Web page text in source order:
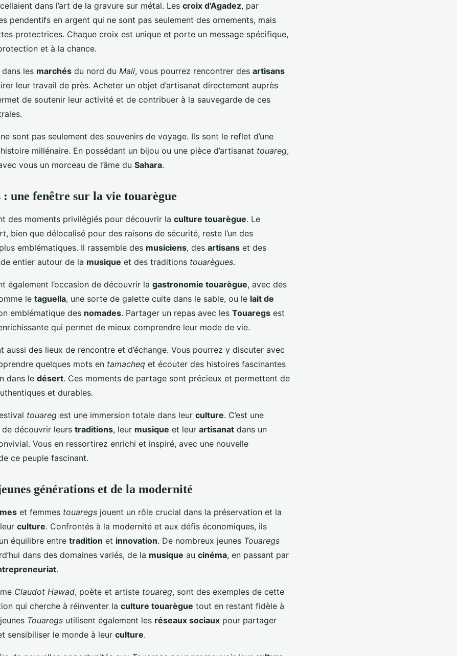
dans l’art de la gravure sur métal. Les croix d'Agadez, par
pendentifs en argent qui ne sont pas seulement des ornements, mais
protectrices. Chaque croix est unique et porte un message spécifique,
et à la chance.
les marchés du nord du Mali, vous pourrez rencontrer des artisans
leur travail de près. Acheter un objet d’artisanat directement auprès
de soutenir leur activité et de contribuer à la sauvegarde de ces
sont pas seulement des souvenirs de voyage. Ils sont le reflet d’une
histoire millénaire. En possédant un bijou ou une pièce d’artisanat touareg,
vous un morceau de l’âme du Sahara.
: une fenêtre sur la vie touarègue
des moments privilégiés pour découvrir la culture touarègue. Le
, bien que délocalisé pour des raisons de sécurité, reste l’un des
emblématiques. Il rassemble des musiciens, des artisans et des
entier autour de la musique et des traditions touarègues.
également l’occasion de découvrir la gastronomie touarègue, avec des
le taguella, une sorte de galette cuite dans le sable, ou le lait de
emblématique des nomades. Partager un repas avec les Touaregs est
qui permet de mieux comprendre leur mode de vie.
aussi des lieux de rencontre et d’échange. Vous pourrez y discuter avec
quelques mots en tamacheq et écouter des histoires fascinantes
dans le désert. Ces moments de partage sont précieux et permettent de
et durables.
touareg est une immersion totale dans leur culture. C’est une
découvrir leurs traditions, leur musique et leur artisanat dans un
Vous en ressortirez enrichi et inspiré, avec une nouvelle
ce peuple fascinant.
générations et de la modernité
et femmes touaregs jouent un rôle crucial dans la préservation et la
culture. Confrontés à la modernité et aux défis économiques, ils
équilibre entre tradition et innovation. De nombreux jeunes Touaregs
dans des domaines variés, de la musique au cinéma, en passant par
.
Claudot Hawad, poète et artiste touareg, sont des exemples de cette
qui cherche à réinventer la culture touarègue tout en restant fidèle à
Touaregs utilisent également les réseaux sociaux pour partager
sensibiliser le monde à leur culture.